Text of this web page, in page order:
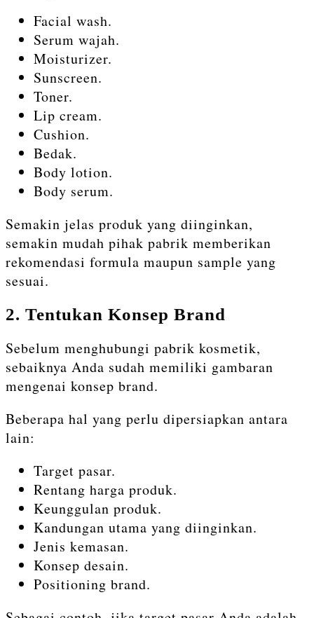
Facial wash.
Serum wajah.
Moisturizer.
Sunscreen.
Toner.
Lip cream.
Cushion.
Bedak.
Body lotion.
Body serum.
Semakin jelas produk yang diinginkan,
semakin mudah pihak pabrik memberikan
rekomendasi formula maupun sample yang
sesuai.
2. Tentukan Konsep Brand
Sebelum menghubungi pabrik kosmetik,
sebaiknya Anda sudah memiliki gambaran
mengenai konsep brand.
Beberapa hal yang perlu dipersiapkan antara
lain:
Target pasar.
Rentang harga produk.
Keunggulan produk.
Kandungan utama yang diinginkan.
Jenis kemasan.
Konsep desain.
Positioning brand.